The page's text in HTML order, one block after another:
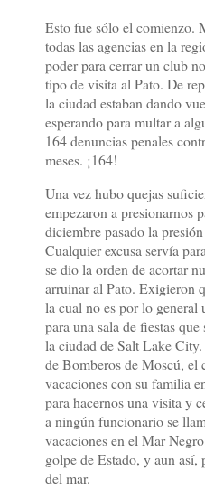
Esto fue sólo el comienzo.
todas las agencias en la
poder para cerrar un club
tipo de visita al Pato. De
la ciudad estaban dando
esperando para multar a
164 denuncias penales
meses. ¡164!
Una vez hubo quejas
empezaron a presionarnos
diciembre pasado la
Cualquier excusa servía
se dio la orden de acortar
arruinar al Pato. Exigieron
la cual no es por lo general
para una sala de fiestas
la ciudad de Salt Lake
de Bomberos de Moscú, el
vacaciones con su familia
para hacernos una visita y
a ningún funcionario se
vacaciones en el Mar
golpe de Estado, y aun así,
del mar.